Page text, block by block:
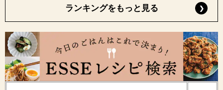
ランキングをもっと見る